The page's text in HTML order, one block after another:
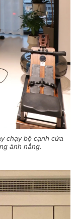
chạy bộ cạnh cửa
ánh nắng.